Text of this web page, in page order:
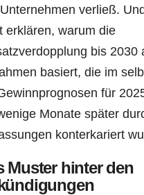
verließ.
erklären, warum die
bis 2030
basiert, die im
für
Monate später
konterkariert
Muster hinter den